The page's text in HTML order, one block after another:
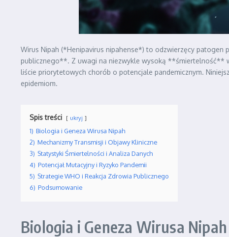
Wirus Nipah (*Henipavirus nipahense*) to odzwierzęcy
publicznego**. Z uwagi na niezwykle wysoką **śmiertelność**
liście priorytetowych chorób o potencjale pandemicznym.
epidemiom.
Spis treści ukryj
1) Biologia i Geneza Wirusa Nipah
2) Mechanizmy Transmisji i Objawy Kliniczne
3) Statystyki Śmiertelności i Analiza Danych
4) Potencjał Mutacyjny i Ryzyko Pandemii
5) Strategie WHO i Reakcja Zdrowia Publicznego
6) Podsumowanie
Biologia i Geneza Wirusa Nipah